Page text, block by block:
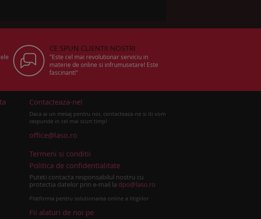
CE SPUN CLIENTII NOSTRI
"Este cel mai revolutionar serviciu in
materie de online si infrumusetare! Este
fascinant!"
Contacteaza-ne!
Daca ai un mesaj pentru noi, contacteaza-ne si iti vom
raspunde in cel mai scurt timp!
office@laso.ro
Termeni si conditii
Politica de confidentialitate
Puteti contacta responsabilul nostru cu
protectia datelor prin e-mail la dpo@laso.ro
Platforma pentru solutionarea online a litigiilor
Fii alaturi de noi pe